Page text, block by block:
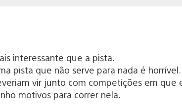
interessante que a pista.
pista que não serve para nada é
vir junto com competições em que
motivos para correr nela.